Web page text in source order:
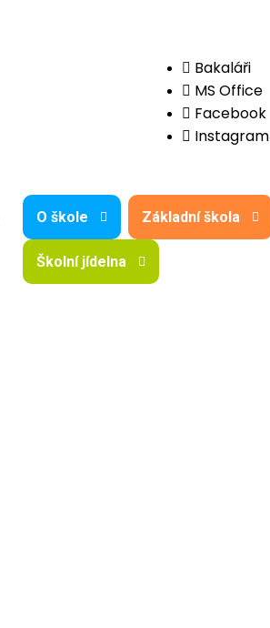
Bakaláři
MS Office
Facebook
Instagram
O škole Základní škola
Školní jídelna